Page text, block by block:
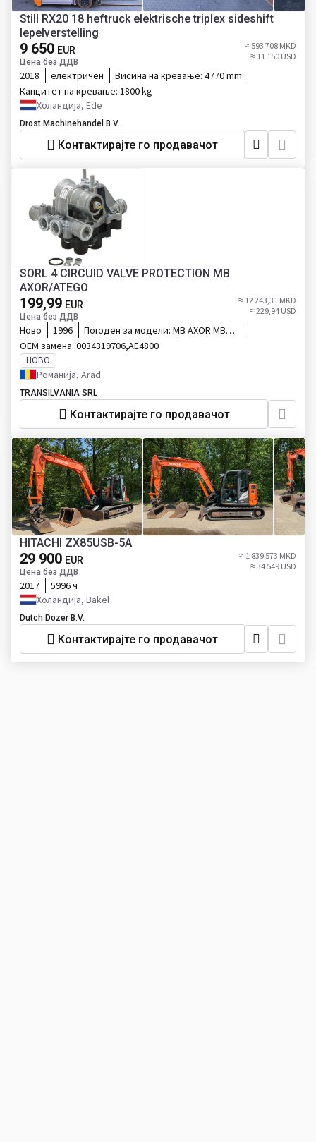
Still RX20 18 heftruck elektrische triplex sideshift
lepelverstelling
9 650 EUR
Цена без ДДВ
≈ 593 708 MKD
≈ 11 150 USD
2018 електричен Висина на кревање: 4770 mm
Капцитет на кревање: 1800 kg
Холандија, Ede
Drost Machinehandel B.V.
Контактирајте го продавачот
SORL 4 CIRCUID VALVE PROTECTION MB
AXOR/ATEGO
199,99 EUR
Цена без ДДВ
≈ 12 243,31 MKD
≈ 229,94 USD
Ново 1996 Погоден за модели: MB AXOR MB
ATEGO
ОЕМ замена: 0034319706,AE4800
НОВО
Романија, Arad
TRANSILVANIA SRL
Контактирајте го продавачот
HITACHI ZX85USB-5A
29 900 EUR
Цена без ДДВ
≈ 1 839 573 MKD
≈ 34 549 USD
2017
5996 ч
Холандија, Bakel
Dutch Dozer B.V.
Контактирајте го продавачот